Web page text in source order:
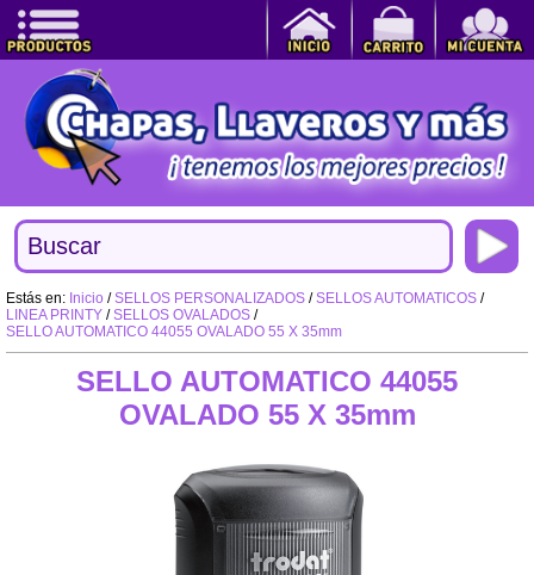
Estás en: Inicio /SELLOS PERSONALIZADOS /SELLOS AUTOMATICOS /
LINEA PRINTY /SELLOS OVALADOS /
SELLO AUTOMATICO 44055 OVALADO 55 X 35mm
SELLO AUTOMATICO 44055
OVALADO 55 X 35mm